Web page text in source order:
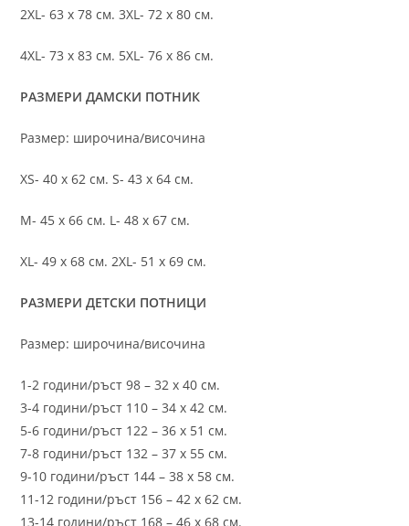
2XL- 63 х 78 см. 3XL- 72 х 80 см.
4XL- 73 х 83 см. 5XL- 76 х 86 см.
РАЗМЕРИ ДАМСКИ ПОТНИК
Размер: широчина/височина
XS- 40 х 62 см. S- 43 х 64 см.
M- 45 х 66 см. L- 48 х 67 см.
XL- 49 х 68 см. 2XL- 51 х 69 см.
РАЗМЕРИ ДЕТСКИ ПОТНИЦИ
Размер: широчина/височина
1-2 години/ръст 98 – 32 х 40 см.
3-4 години/ръст 110 – 34 х 42 см.
5-6 години/ръст 122 – 36 х 51 см.
7-8 години/ръст 132 – 37 х 55 см.
9-10 години/ръст 144 – 38 х 58 см.
11-12 години/ръст 156 – 42 x 62 см.
13-14 години/ръст 168 – 46 х 68 см.